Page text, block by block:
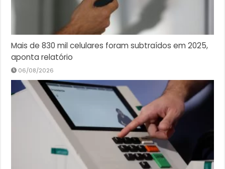
Mais de 830 mil celulares foram subtraídos em 2025,
aponta relatório
06/08/2026